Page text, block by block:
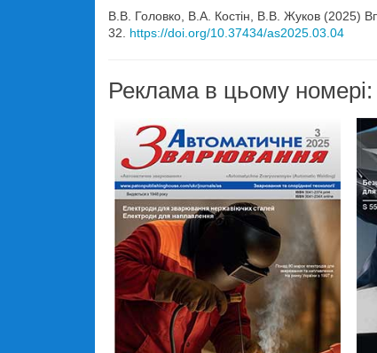
В.В. Головко, В.А. Костін, В.В. Жуков (2025)
32. https://doi.org/10.37434/as2025.03.04
Реклама в цьому номері: